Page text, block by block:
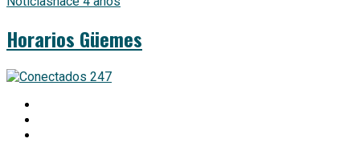
Horarios Güemes